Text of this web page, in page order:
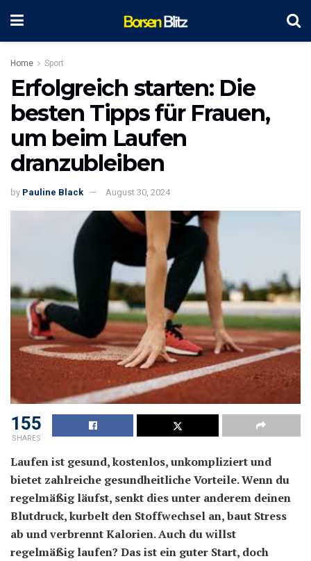
Home Sport
Erfolgreich starten: Die
besten Tipps für Frauen,
um beim Laufen
dranzubleiben
by Pauline Black August 30, 2024
155
SHARES
Laufen ist gesund, kostenlos, unkompliziert und
bietet zahlreiche gesundheitliche Vorteile. Wenn du
regelmäßig läufst, senkt dies unter anderem deinen
Blutdruck, kurbelt den Stoffwechsel an, baut Stress
ab und verbrennt Kalorien. Auch du willst
regelmäßig laufen? Das ist ein guter Start, doch